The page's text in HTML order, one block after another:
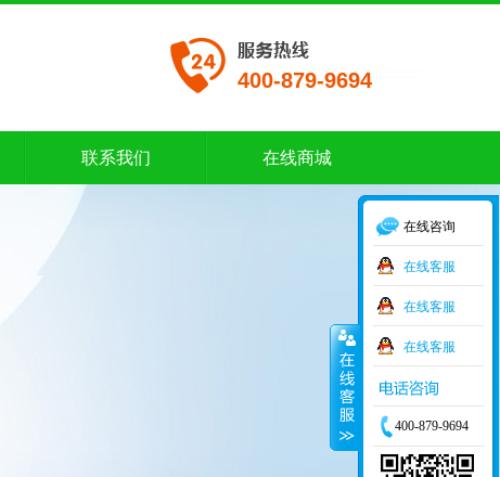
400-879-9694
联系我们 在线商城
在线咨询
在线客服
在线客服
在线客服
400-879-9694